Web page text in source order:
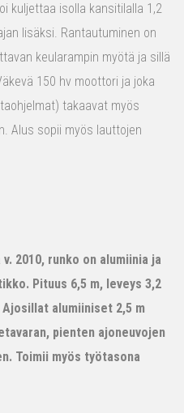
kuljettaa isolla kansitilalla 1,2
lisäksi. Rantautuminen on
keularampin myötä ja sillä
150 hv moottori ja joka
takaavat myös
Alus sopii myös lauttojen
2010, runko on alumiinia ja
Pituus 6,5 m, leveys 3,2
alumiiniset 2,5 m
pienten ajoneuvojen
Toimii myös työtasona